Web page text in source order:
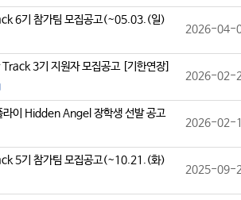
6기 참가팀 모집공고(~05.03.(일)
2026-04-
3기 지원자 모집공고 [기한연장]
2026-02-
이 Hidden Angel 장학생 선발 공고
2026-02-
5기 참가팀 모집공고(~10.21.(화)
2025-09-